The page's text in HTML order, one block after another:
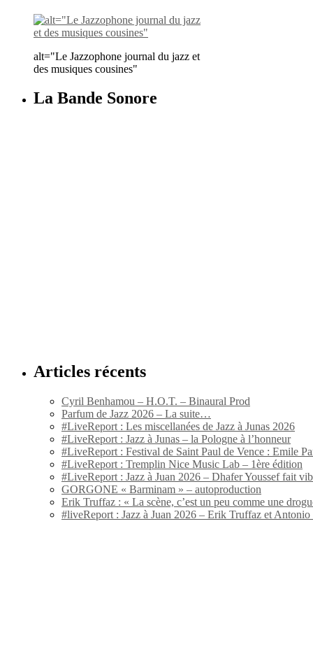
alt="Le Jazzophone journal du jazz et
des musiques cousines"
La Bande Sonore
Articles récents
Cyril Benhamou – H.O.T. – Binaural Prod
Parfum de Jazz 2026 – La suite…
#LiveReport : Les miscellanées de Jazz à Junas 2026
#LiveReport : Jazz à Junas – la Pologne à l’honneur
#LiveReport : Festival de Saint Paul de Vence : Emile
#LiveReport : Tremplin Nice Music Lab – 1ère édition
#LiveReport : Jazz à Juan 2026 – Dhafer Youssef fait
GORGONE « Barminam » – autoproduction
Erik Truffaz : « La scène, c’est un peu comme une
#liveReport : Jazz à Juan 2026 – Erik Truffaz et